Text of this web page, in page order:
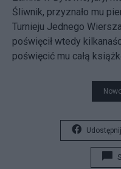
Śliwnik, przyznało mu
Turnieju Jednego
poświęcił wtedy
poświęcić mu całą
Udostępnij